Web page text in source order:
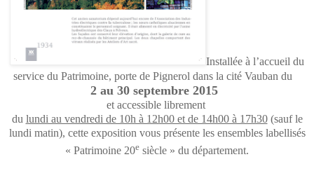
Installée à l’accueil du
service du Patrimoine, porte de Pignerol dans la cité Vauban du
2 au 30 septembre 2015
et accessible librement
du lundi au vendredi de 10h à 12h00 et de 14h00 à 17h30(sauf le
lundi matin), cette exposition vous présente les ensembles labellisés
« Patrimoine 20e siècle » du département.